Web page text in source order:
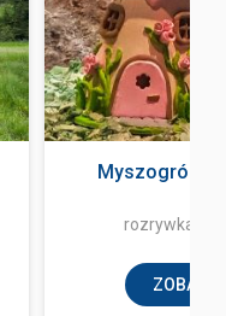
Myszogród
rozrywka i
ZOBACZ